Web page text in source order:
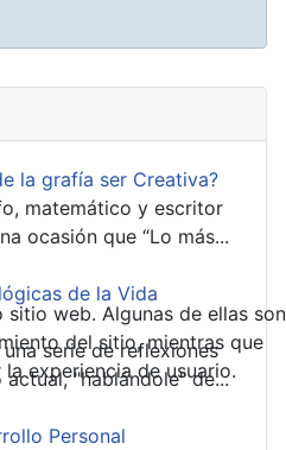
la grafía ser Creativa?
matemático y escritor
ocasión que “Lo más...
de la Vida
serie de reflexiones
"hablándole" de...
Personal
sitio web. Algunas de ellas son
del sitio, mientras que
experiencia de usuario.